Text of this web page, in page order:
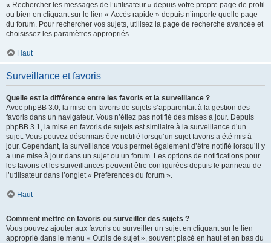
« Rechercher les messages de l’utilisateur » depuis votre propre page de profil
ou bien en cliquant sur le lien « Accès rapide » depuis n’importe quelle page
du forum. Pour rechercher vos sujets, utilisez la page de recherche avancée et
choisissez les paramètres appropriés.
Haut
Surveillance et favoris
Quelle est la différence entre les favoris et la surveillance ?
Avec phpBB 3.0, la mise en favoris de sujets s’apparentait à la gestion des
favoris dans un navigateur. Vous n’étiez pas notifié des mises à jour. Depuis
phpBB 3.1, la mise en favoris de sujets est similaire à la surveillance d’un
sujet. Vous pouvez désormais être notifié lorsqu’un sujet favoris a été mis à
jour. Cependant, la surveillance vous permet également d’être notifié lorsqu’il y
a une mise à jour dans un sujet ou un forum. Les options de notifications pour
les favoris et les surveillances peuvent être configurées depuis le panneau de
l’utilisateur dans l’onglet « Préférences du forum ».
Haut
Comment mettre en favoris ou surveiller des sujets ?
Vous pouvez ajouter aux favoris ou surveiller un sujet en cliquant sur le lien
approprié dans le menu « Outils de sujet », souvent placé en haut et en bas du